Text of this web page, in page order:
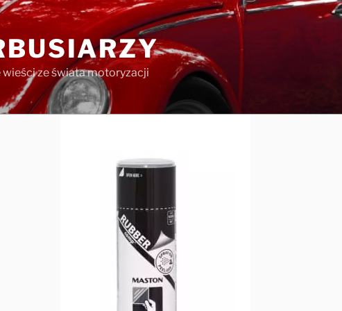
ze świata motoryzacji